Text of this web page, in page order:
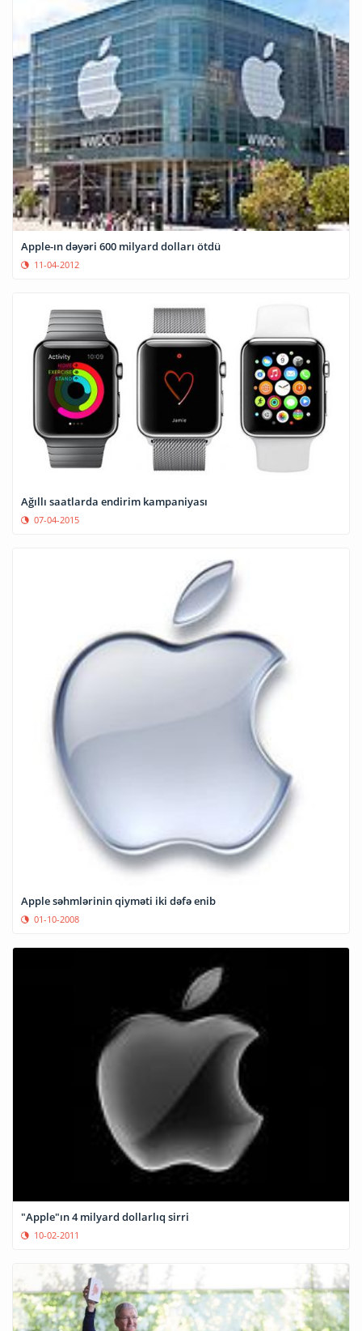
Apple-ın dəyəri 600 milyard dolları ötdü
11-04-2012
Ağıllı saatlarda endirim kampaniyası
07-04-2015
Apple səhmlərinin qiyməti iki dəfə enib
01-10-2008
"Apple"ın 4 milyard dollarlıq sirri
10-02-2011